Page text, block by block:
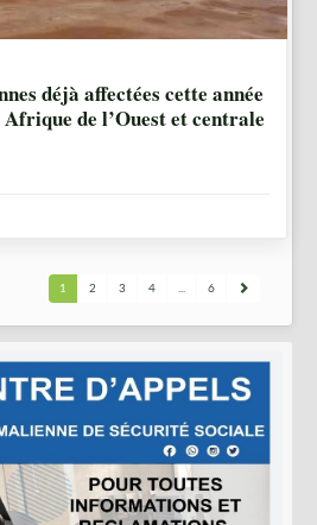
déjà affectées cette année
de l’Ouest et centrale
1 2 3 4 ... 6